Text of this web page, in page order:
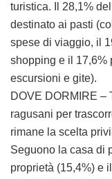
turistica. Il 28,1%
destinato ai pasti
spese di viaggio, il
shopping e il 17,6%
escursioni e gite).
DOVE DORMIRE –
ragusani per
rimane la scelta
Seguono la casa di
proprietà (15,4%) e